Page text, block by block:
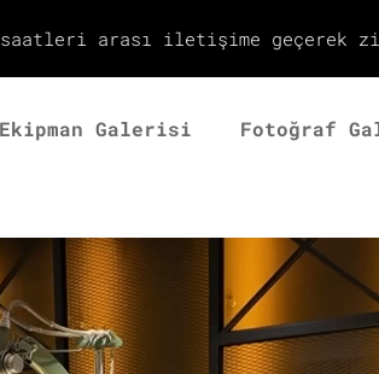
arası iletişime geçerek
Ekipman Galerisi Fotoğraf